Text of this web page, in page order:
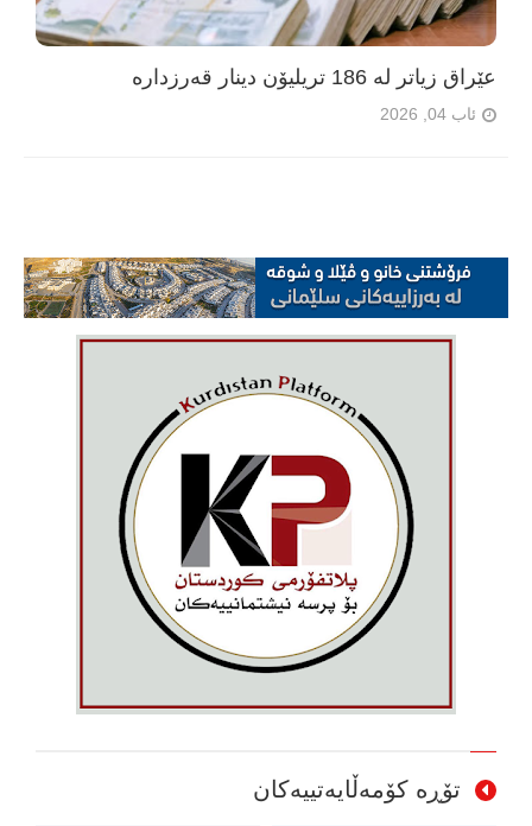
عێراق زیاتر لە 186 تریلیۆن دینار قەرزدارە
ئاب 04, 2026
تۆڕە کۆمەڵایەتییەکان